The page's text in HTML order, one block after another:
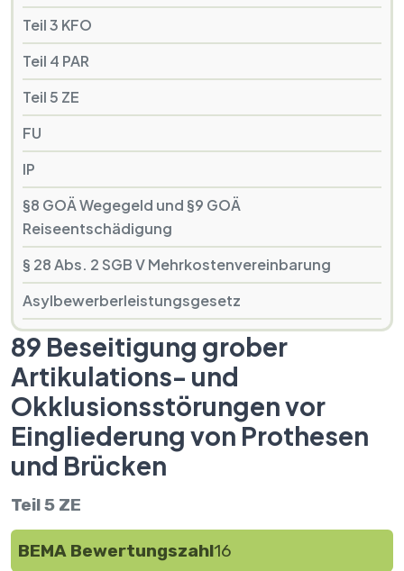
Teil 3 KFO
Teil 4 PAR
Teil 5 ZE
FU
IP
§8 GOÄ Wegegeld und §9 GOÄ
Reiseentschädigung
§ 28 Abs. 2 SGB V Mehrkostenvereinbarung
Asylbewerberleistungsgesetz
89 Beseitigung grober
Artikulations- und
Okklusionsstörungen vor
Eingliederung von Prothesen
und Brücken
Teil 5 ZE
BEMA Bewertungszahl16